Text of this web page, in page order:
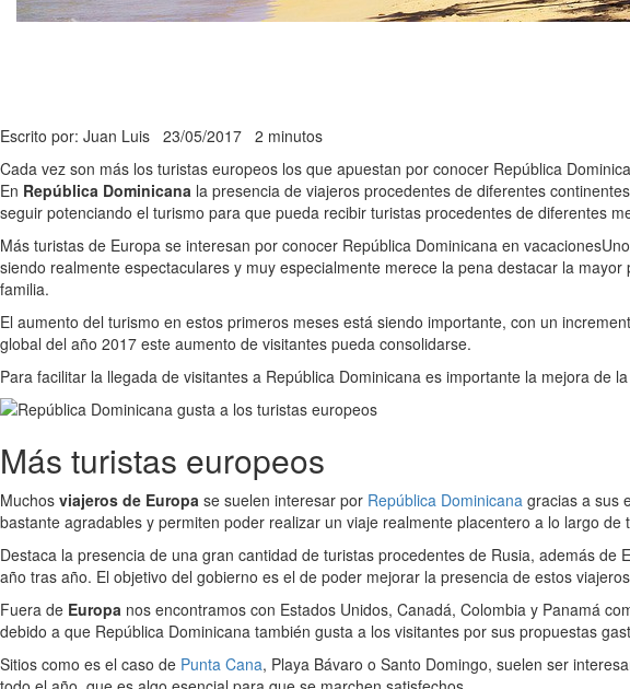
Escrito por: Juan Luis 23/05/2017 2 minutos
Cada vez son más los turistas europeos los que apuestan por conocer República
En República Dominicana la presencia de viajeros procedentes de diferentes
seguir potenciando el turismo para que pueda recibir turistas procedentes de diferentes
Más turistas de Europa se interesan por conocer República Dominicana en vacaciones
siendo realmente espectaculares y muy especialmente merece la pena destacar la mayor
familia.
El aumento del turismo en estos primeros meses está siendo importante, con un
global del año 2017 este aumento de visitantes pueda consolidarse.
Para facilitar la llegada de visitantes a República Dominicana es importante la mejora de la
Más turistas europeos
Muchos viajeros de Europa se suelen interesar por República Dominicana gracias a sus
bastante agradables y permiten poder realizar un viaje realmente placentero a lo largo de
Destaca la presencia de una gran cantidad de turistas procedentes de Rusia, además de
año tras año. El objetivo del gobierno es el de poder mejorar la presencia de estos
Fuera de Europa nos encontramos con Estados Unidos, Canadá, Colombia y Panamá
debido a que República Dominicana también gusta a los visitantes por sus propuestas
Sitios como es el caso de Punta Cana, Playa Bávaro o Santo Domingo, suelen ser